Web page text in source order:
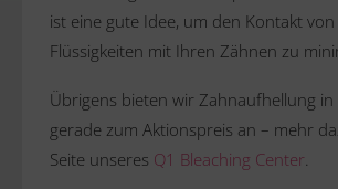
ist eine gute Idee, um den Kontakt
Flüssigkeiten mit Ihren Zähnen zu
Übrigens bieten wir Zahnaufhellung in
gerade zum Aktionspreis an – mehr
Seite unseres Q1 Bleaching Center.